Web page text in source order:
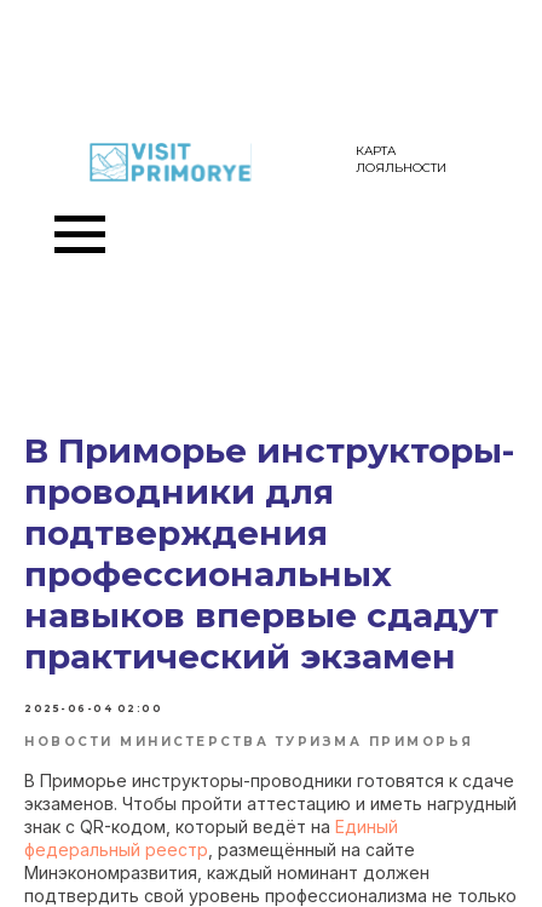
КАРТА
ЛОЯЛЬНОСТИ
В Приморье инструкторы-
проводники для
подтверждения
профессиональных
навыков впервые сдадут
практический экзамен
2025-06-04 02:00
НОВОСТИ МИНИСТЕРСТВА ТУРИЗМА ПРИМОРЬЯ
В Приморье инструкторы-проводники готовятся к сдаче
экзаменов. Чтобы пройти аттестацию и иметь нагрудный
знак с QR-кодом, который ведёт на Единый
федеральный реестр , размещённый на сайте
Минэкономразвития, каждый номинант должен
подтвердить свой уровень профессионализма не только